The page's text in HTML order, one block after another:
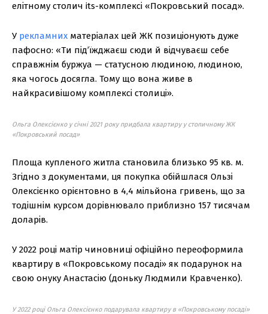
елітному столич its-комплексі «Покровський посад».
У рекламних матеріалах цей ЖК позиціонують дуже
пафосно: «Ти під’їжджаєш сюди й відчуваєш себе
справжнім буржуа — статусною людиною, людиною,
яка чогось досягла. Тому що вона живе в
найкрасивішому комплексі столиці».
Ольга Олексієнко у січні 2021 року придбала квартиру у столичному ЖК
«Покровський посад»
Площа купленого житла становила близько 95 кв. м.
Згідно з документами, ця покупка обійшлася Ользі
Олексієнко орієнтовно в 4,4 мільйона гривень, що за
тодішнім курсом дорівнювало приблизно 157 тисячам
доларів.
У 2022 році матір чиновниці офіційно переоформила
квартиру в «Покровському посаді» як подарунок на
свою онуку Анастасію (доньку Людмили Кравченко).
У 2022 році Ольга Олексієнко подарувала квартиру в «Покровському посаді»